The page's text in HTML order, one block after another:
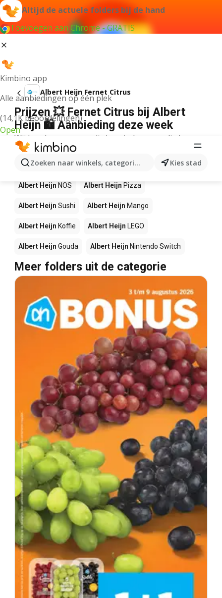
Altijd de actuele folders bij de hand
Toevoegen aan Chrome - GRATIS
Kimbino app
Alle aanbiedingen op één plek
(14,1K beoordelingen)
Open
Zoeken naar winkels, categorieën, producten...
Kies stad
Albert Heijn Fernet Citrus
Prijzen 💥 Fernet Citrus bij Albert
Heijn 🛍️ Aanbieding deze week
Wij konden geen resultaten vinden voor die term.
Andere producten in winkels Albert
Heijn
Albert Heijn NOS Albert Heijn Pizza
Albert Heijn Sushi Albert Heijn Mango
Albert Heijn Koffie Albert Heijn LEGO
Albert Heijn Gouda Albert Heijn Nintendo Switch
Meer folders uit de categorie